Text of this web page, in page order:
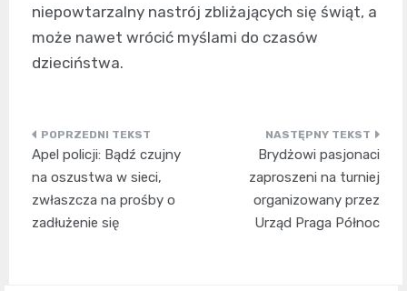
niepowtarzalny nastrój zbliżających się świąt, a
może nawet wrócić myślami do czasów
dzieciństwa.
Nawigacja
wpisu
Apel policji: Bądź czujny
na oszustwa w sieci,
zwłaszcza na prośby o
zadłużenie się
Brydżowi pasjonaci
zaproszeni na turniej
organizowany przez
Urząd Praga Północ